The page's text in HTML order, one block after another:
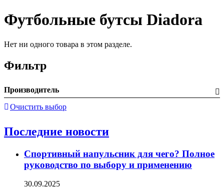
Футбольные бутсы Diadora
Нет ни одного товара в этом разделе.
Фильтр
Производитель
Очистить выбор
Последние новости
Спортивный напульсник для чего? Полное
руководство по выбору и применению
30.09.2025